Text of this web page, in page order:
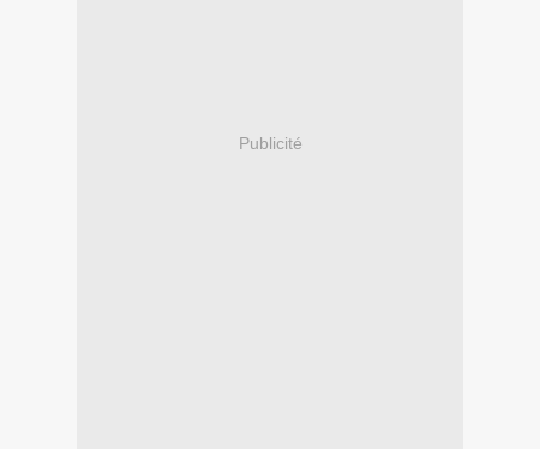
Publicité